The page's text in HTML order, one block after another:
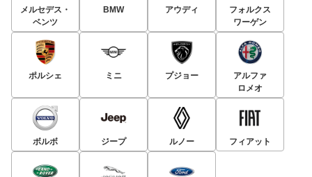
メルセデス・
ベンツ
BMW アウディ
フォルクス
ワーゲン
ポルシェ ミニ プジョー
アルファ
ロメオ
ボルボ ジープ ルノー フィアット